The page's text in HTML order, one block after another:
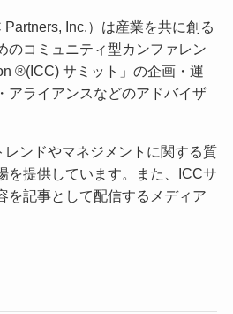
Inc.）は産業を共に創る
のコミュニティ型カンファレン
®(ICC) サミット」の企画・運
アライアンスなどのアドバイザ
ンドやマネジメントに関する質
を提供しています。また、ICCサ
を記事として配信するメディア